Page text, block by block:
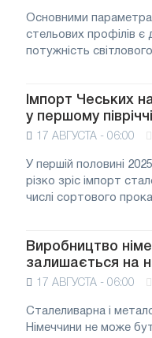
Основними
стельових профілів є
потужність
Імпорт Чеських
у першому півріччі
17 АВГУСТА - 06:00
У першій половині
різко зріс імпорт
числі сортового
Виробництво
залишається на
17 АВГУСТА - 06:00
Сталеливарна і
Німеччини не може